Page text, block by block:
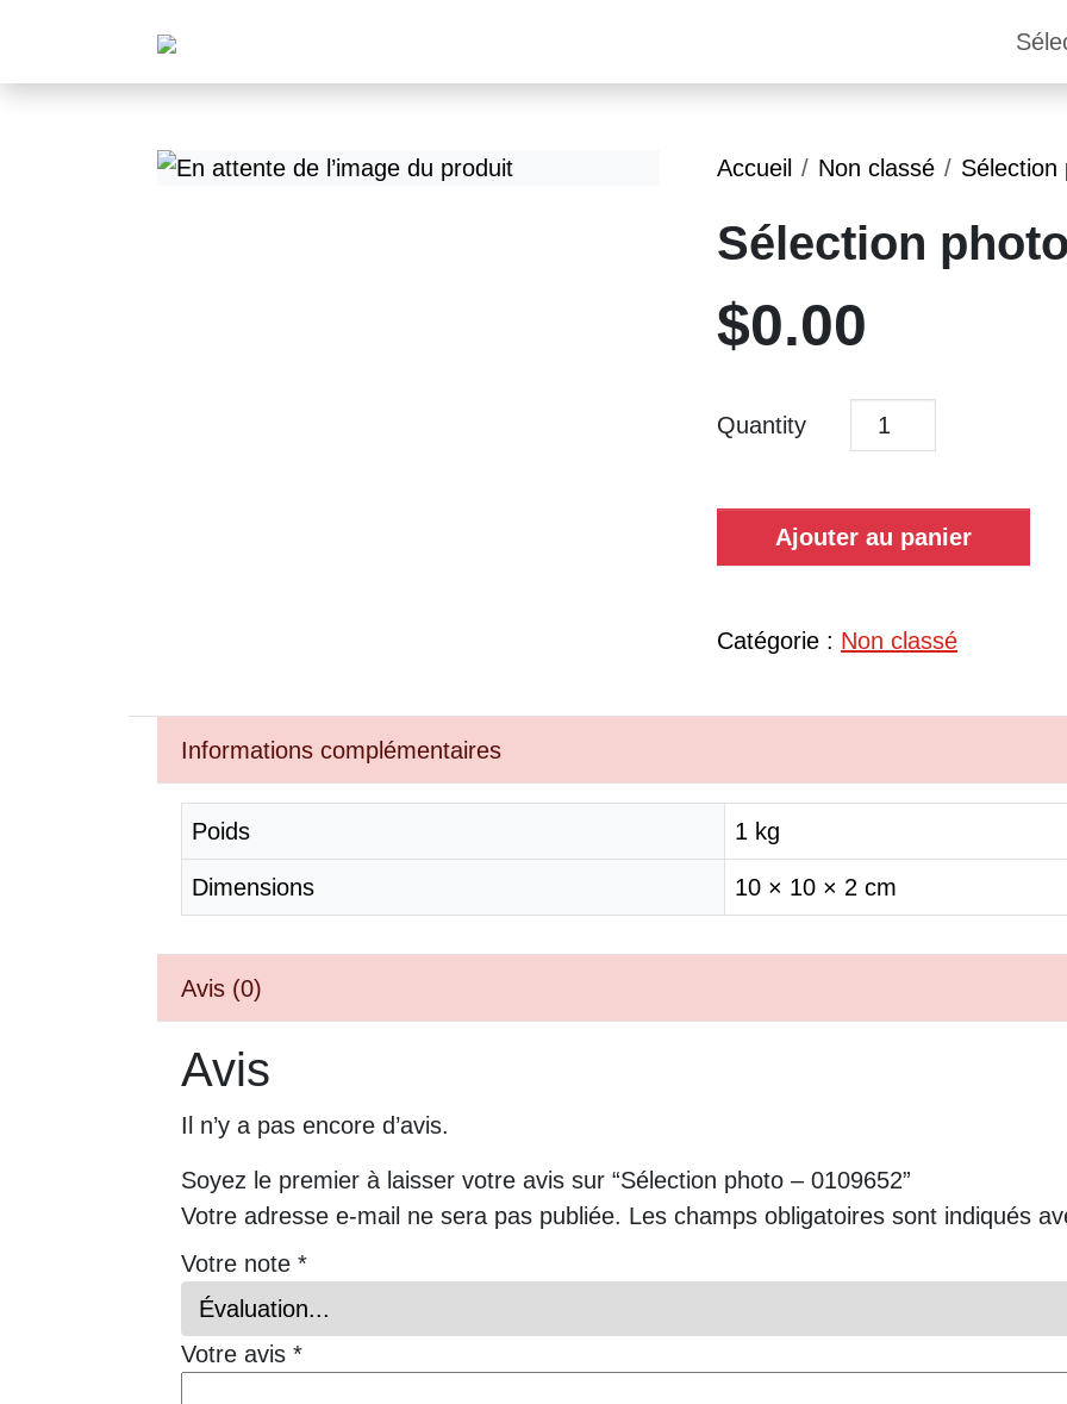
Accueil Non classé Sélection
Sélection
$0.00
Quantity
Ajouter au panier
Catégorie : Non classé
Informations complémentaires
Poids 1 kg
Dimensions 10 × 10 × 2 cm
Avis (0)
Avis
Il n’y a pas encore d’avis.
Soyez le premier à laisser votre avis sur “Sélection photo – 0109652”
Votre adresse e-mail ne sera pas publiée. Les champs obligatoires sont indiqués
Votre note *
Votre avis *